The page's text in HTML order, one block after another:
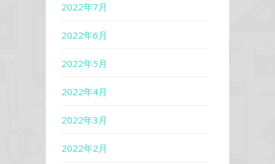
2022年7月
2022年6月
2022年5月
2022年4月
2022年3月
2022年2月